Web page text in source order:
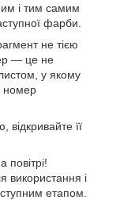
і тим самим
фарби.
не тією
— це не
у якому
номер
її
використання і
етапом.